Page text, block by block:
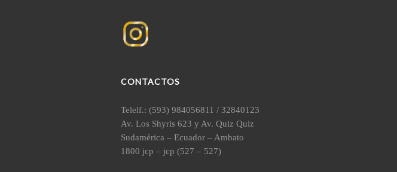
CONTACTOS
Telelf.: (593) 984056811 / 32840123
Av. Los Shyris 623 y Av. Quiz Quiz
Sudamérica – Ecuador – Ambato
1800 jcp – jcp (527 – 527)